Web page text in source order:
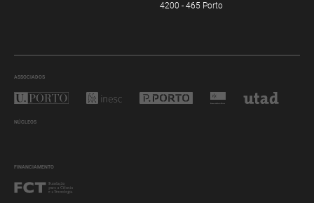
4200 - 465 Porto
ASSOCIADOS
NÚCLEOS
FINANCIAMENTO